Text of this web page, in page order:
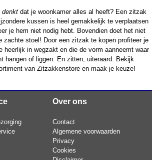
denkt dat je woonkamer alles al heeft? Een zitzak
kussen is heel gemakkelijk te verplaatsen
je hem niet nodig hebt. Bovendien doet het niet
zachte stoel! Door een zitzak te kopen profiteer je
heerlijk in wegzakt en die de vorm aanneemt waar
hangen of liggen. En zitten, uiteraard. Bekijk
van Zitzakkenstore en maak je keuze!
Over ons
Contact
Algemene voorwaarden
Privacy
Cookies